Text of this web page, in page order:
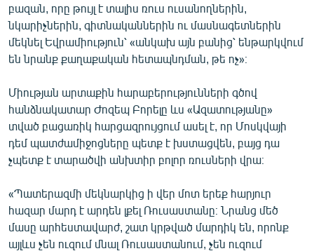
բազան, որը թույլ է տալիս ռուս ուսանողներին,
նկարիչներին, գիտնականներին ու մասնագետներին
մեկնել Եվրամիություն՝ «անկախ այն բանից՝ ենթարկվում
են նրանք քաղաքական հետապնդման, թե ոչ»։
Միության արտաքին հարաբերությունների գծով
հանձնակատար Ժոզեպ Բորելը ևս «Ազատությանը»
տված բացառիկ հարցազրույցում ասել է, որ Մոսկվայի
դեմ պատժամիջոցները պետք է խստացվեն, բայց դա
չպետք է տարածվի անխտիր բոլոր ռուսների վրա։
«Պատերազմի մեկնարկից ի վեր մոտ երեք հարյուր
հազար մարդ է արդեն լքել Ռուսաստանը։ Նրանց մեծ
մասը արհեստավարժ, շատ կրթված մարդիկ են, որոնք
այլևս չեն ուզում մնալ Ռուսաստանում, չեն ուզում